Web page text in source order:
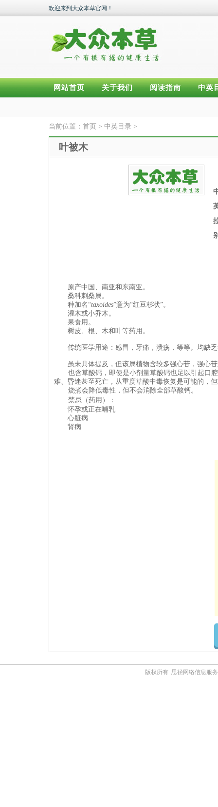
欢迎来到大众本草官网！
网站首页 关于我们 阅读指南 中英
当前位置： 首页 > 中英目录 >
叶被木
原产中国、南亚和东南亚 。
桑科刺桑属。
种加名“taxoides”意为“红豆杉状”。
灌木或小乔木。
果食用。
树皮、根、木和叶等药用。
传统医学用途：感冒，牙痛，溃疡，等等。均缺
虽未具体提及，但该属植物含较多强心苷，强心
也含草酸钙，即使是小剂量草酸钙也足以引起口
难、昏迷甚至死亡，从重度草酸中毒恢复是可能的，
烧煮会降低毒性，但不会消除全部草酸钙。
禁忌（药用）：
怀孕或正在哺乳
心脏病
肾病
版权所有 思径网络信息服